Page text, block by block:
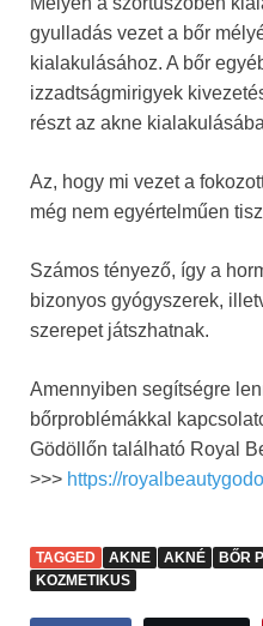
gyulladás vezet a bőr
kialakulásához. A bőr
izzadtságmirigyek
részt az akne
Az, hogy mi vezet a
még nem egyértelműen
Számos tényező, így a
bizonyos gyógyszerek,
szerepet játszhatnak.
Amennyiben segítségre
bőrproblémákkal
Gödöllőn található Royal
>>> https://
TAGGED AKNE AKNÉ BŐR
KOZMETIKUS